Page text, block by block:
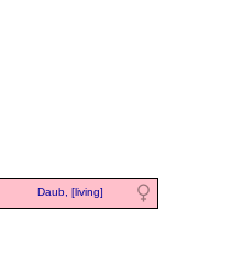
Daub, [living]